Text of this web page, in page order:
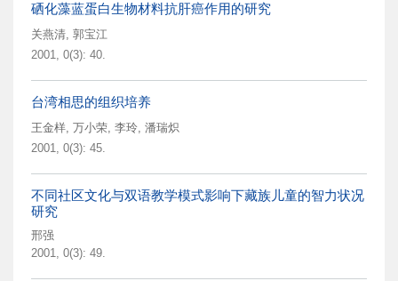
硒化藻蓝蛋白生物材料抗肝癌作用的研究
关燕清, 郭宝江
2001, 0(3): 40.
台湾相思的组织培养
王金样, 万小荣, 李玲, 潘瑞炽
2001, 0(3): 45.
不同社区文化与双语教学模式影响下藏族儿童的智力状况
研究
邢强
2001, 0(3): 49.